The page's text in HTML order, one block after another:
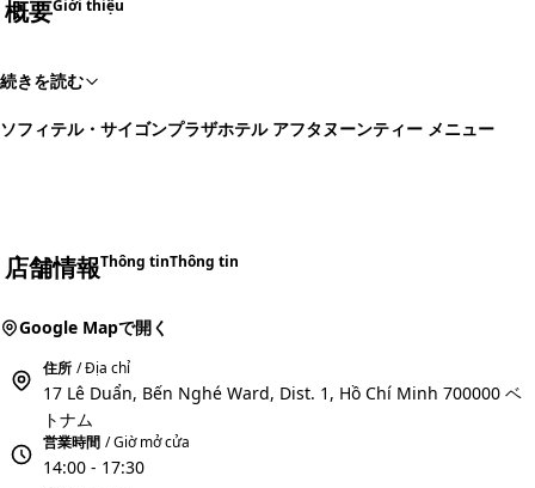
概要Giới thiệu
続きを読む
ソフィテル・サイゴンプラザホテル アフタヌーンティー メニュー
店舗情報Thông tinThông tin
Google Mapで開く
住所 / Địa chỉ
17 Lê Duẩn, Bến Nghé Ward, Dist. 1, Hồ Chí Minh 700000 ベ
トナム
営業時間 / Giờ mở cửa
14:00 - 17:30